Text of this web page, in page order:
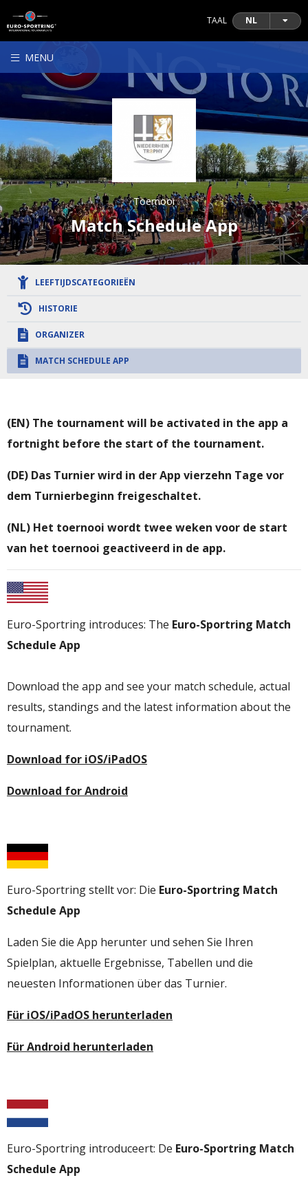
TAAL NL
MENU
Toernooi
Match Schedule App
LEEFTIJDSCATEGORIEËN
HISTORIE
ORGANIZER
MATCH SCHEDULE APP
(EN) The tournament will be activated in the app a
fortnight before the start of the tournament.
(DE) Das Turnier wird in der App vierzehn Tage vor
dem Turnierbeginn freigeschaltet.
(NL) Het toernooi wordt twee weken voor de start
van het toernooi geactiveerd in de app.
Euro-Sportring introduces: The Euro-Sportring Match
Schedule App
Download the app and see your match schedule, actual
results, standings and the latest information about the
tournament.
Download for iOS/iPadOS
Download for Android
Euro-Sportring stellt vor: Die Euro-Sportring Match
Schedule App
Laden Sie die App herunter und sehen Sie Ihren
Spielplan, aktuelle Ergebnisse, Tabellen und die
neuesten Informationen über das Turnier.
Für iOS/iPadOS herunterladen
Für Android herunterladen
Euro-Sportring introduceert: De Euro-Sportring Match
Schedule App